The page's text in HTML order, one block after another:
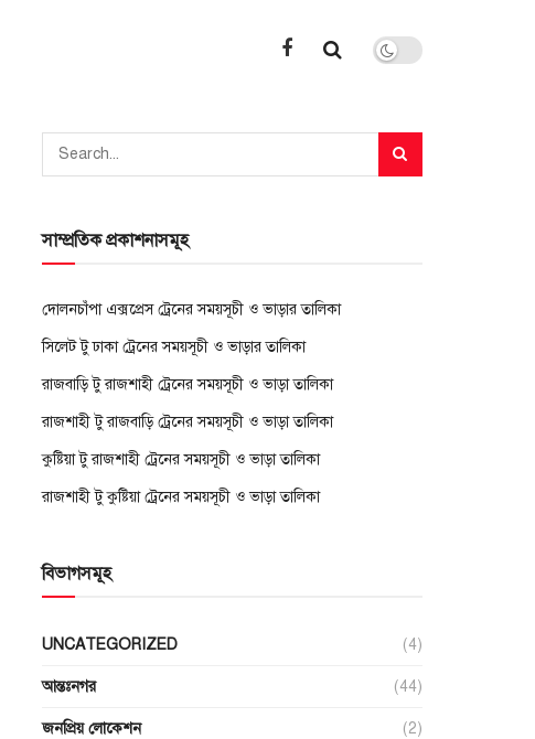
সাম্প্রতিক প্রকাশনাসমূহ
দোলনচাঁপা এক্সপ্রেস ট্রেনের সময়সূচী ও ভাড়ার তালিকা
সিলেট টু ঢাকা ট্রেনের সময়সূচী ও ভাড়ার তালিকা
রাজবাড়ি টু রাজশাহী ট্রেনের সময়সূচী ও ভাড়া তালিকা
রাজশাহী টু রাজবাড়ি ট্রেনের সময়সূচী ও ভাড়া তালিকা
কুষ্টিয়া টু রাজশাহী ট্রেনের সময়সূচী ও ভাড়া তালিকা
রাজশাহী টু কুষ্টিয়া ট্রেনের সময়সূচী ও ভাড়া তালিকা
বিভাগসমূহ
UNCATEGORIZED (4)
আন্তঃনগর (44)
জনপ্রিয় লোকেশন (2)